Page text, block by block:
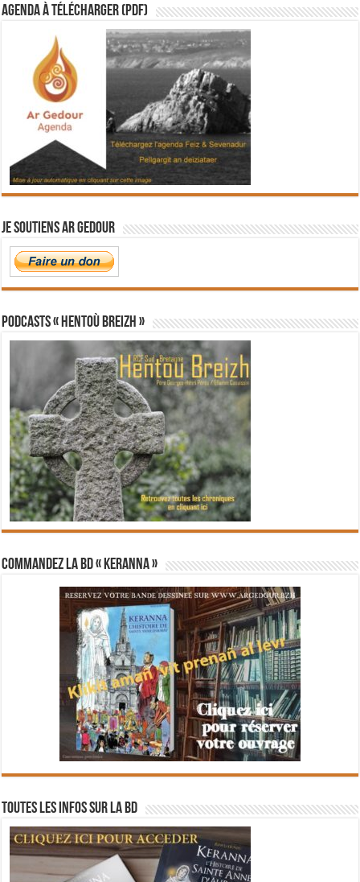
Agenda à télécharger (PDF)
Je soutiens Ar Gedour
PODCASTS « Hentoù Breizh »
Commandez la BD « Keranna »
Toutes les infos sur la BD